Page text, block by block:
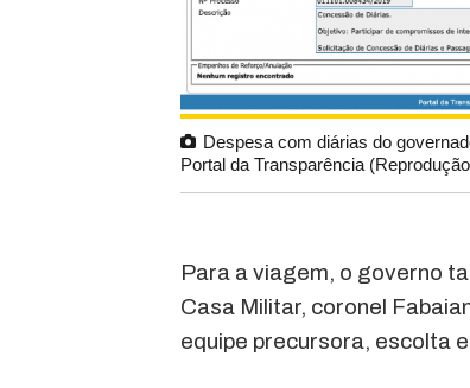
Despesa com diárias do
Portal da Transparência
Para a viagem, o governo
Casa Militar, coronel
equipe precursora, escolta